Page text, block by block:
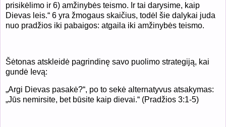
prisikėlimo ir 6) amžinybės teismo. Ir tai darysime, kaip
Dievas leis.“ 6 yra žmogaus skaičius, todėl šie dalykai juda
nuo pradžios iki pabaigos: atgaila iki amžinybės teismo.
Šėtonas atskleidė pagrindinę savo puolimo strategiją, kai
gundė Ievą:
„Argi Dievas pasakė?“, po to sekė alternatyvus atsakymas:
„Jūs nemirsite, bet būsite kaip dievai.“ (Pradžios 3:1-5)